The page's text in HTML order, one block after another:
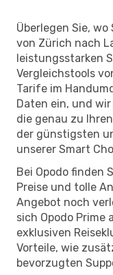
Überlegen Sie,
von Zürich nach
leistungsstarken
Vergleichstools
Tarife im
Daten ein, und
die genau zu
der günstigsten
unserer Smart
Bei Opodo finden
Preise und tolle
Angebot noch
sich Opodo Prime
exklusiven
Vorteile, wie
bevorzugten